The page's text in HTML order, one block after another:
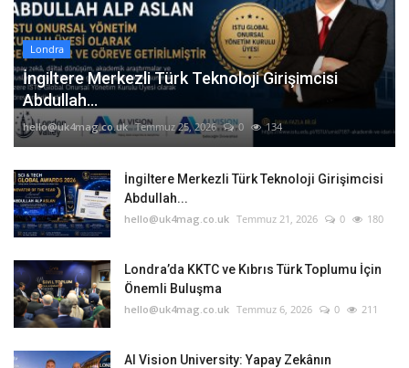
Londra
İngiltere Merkezli Türk Teknoloji Girişimcisi
Abdullah...
hello@uk4mag.co.uk Temmuz 25, 2026 0 134
İngiltere Merkezli Türk Teknoloji Girişimcisi
Abdullah...
hello@uk4mag.co.uk Temmuz 21, 2026 0 180
Londra’da KKTC ve Kıbrıs Türk Toplumu İçin
Önemli Buluşma
hello@uk4mag.co.uk Temmuz 6, 2026 0 211
AI Vision University: Yapay Zekânın